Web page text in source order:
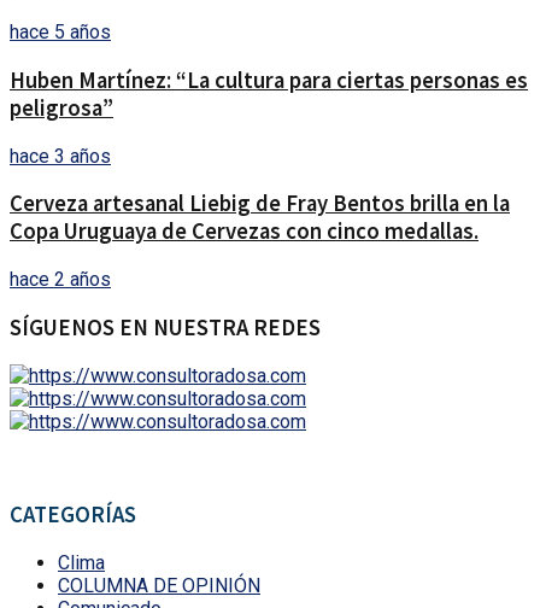
hace 5 años
Huben Martínez: “La cultura para ciertas personas es
peligrosa”
hace 3 años
Cerveza artesanal Liebig de Fray Bentos brilla en la
Copa Uruguaya de Cervezas con cinco medallas.
hace 2 años
SÍGUENOS EN NUESTRA REDES
CATEGORÍAS
Clima
COLUMNA DE OPINIÓN